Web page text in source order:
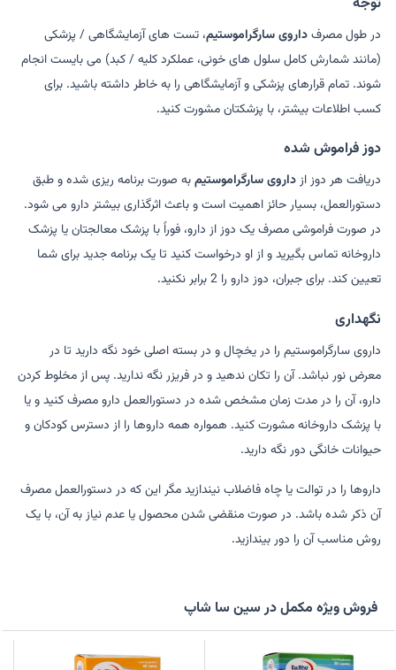
در طول مصرفداروی سارگراموستیم، تست های آزمایشگاهی / پزشکی
(مانند شمارش کامل سلول های خونی، عملکرد کلیه / کبد) می بایست انجام
شوند. تمام قرارهای پزشکی و آزمایشگاهی را به خاطر داشته باشید. برای
کسب اطلاعات بیشتر، با پزشکتان مشورت کنید.
دوز فراموش شده
دریافت هر دوز ازداروی سارگراموستیمبه صورت برنامه ریزی شده و طبق
دستورالعمل، بسیار حائز اهمیت است و باعث اثرگذاری بیشتر دارو می شود.
در صورت فراموشی مصرف یک دوز از دارو، فوراً با پزشک معالجتان یا پزشک
داروخانه تماس بگیرید و از او درخواست کنید تا یک برنامه جدید برای شما
تعیین کند. برای جبران، دوز دارو را 2 برابر نکنید.
نگهداری
داروی سارگراموستیم را در یخچال و در بسته اصلی خود نگه دارید تا در
معرض نور نباشد. آن را تکان ندهید و در فریزر نگه ندارید. پس از مخلوط کردن
دارو،‌ آن را در مدت زمان مشخص شده در دستورالعمل دارو مصرف کنید و یا
با پزشک داروخانه مشورت کنید. همواره همه داروها را از دسترس کودکان و
حیوانات خانگی دور نگه دارید.
داروها را در توالت یا چاه فاضلاب نیندازید مگر این که در دستورالعمل مصرف
آن ذکر شده باشد. در صورت منقضی شدن محصول یا عدم نیاز به آن، با یک
روش مناسب آن را دور بیندازید.
فروش ویژه مکمل در سین سا شاپ